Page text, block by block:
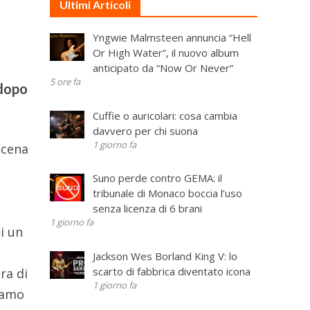
un
di
Ultimi Articoli
Yngwie Malmsteen annuncia “Hell
Or High Water”, il nuovo album
anticipato da “Now Or Never”
5 ore fa
Cuffie o auricolari: cosa cambia
davvero per chi suona
1 giorno fa
Suno perde contro GEMA: il
tribunale di Monaco boccia l’uso
senza licenza di 6 brani
1 giorno fa
Jackson Wes Borland King V: lo
scarto di fabbrica diventato icona
1 giorno fa